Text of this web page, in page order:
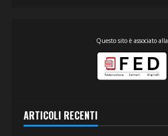
Questo sito è associato alla
ARTICOLI RECENTI